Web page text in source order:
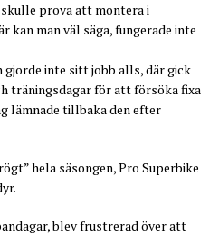
skulle prova att montera i
man väl säga, fungerade inte
inte sitt jobb alls, där gick
träningsdagar för att försöka fixa
lämnade tillbaka den efter
hela säsongen, Pro Superbike
blev frustrerad över att